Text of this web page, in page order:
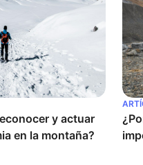
y actuar
en la montaña?